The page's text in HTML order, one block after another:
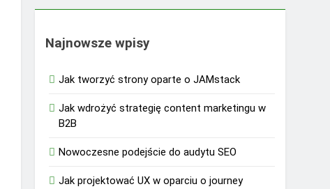
Najnowsze wpisy
Jak tworzyć strony oparte o JAMstack
Jak wdrożyć strategię content marketingu w
B2B
Nowoczesne podejście do audytu SEO
Jak projektować UX w oparciu o journey